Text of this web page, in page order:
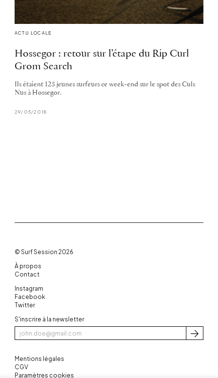
ACTU LOCALE
Hossegor : retour sur l’étape du Rip Curl
Grom Search
Ils étaient 125 jeunes surfeurs ce week-end sur le spot des Culs
Nus à Hossegor.
29/05/2018
© Surf Session 2026
À propos
Contact
Instagram
Facebook
Twitter
S'inscrire à la newsletter
Mentions légales
CGV
Paramètres cookies